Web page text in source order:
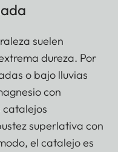
suelen
dureza. Por
o bajo lluvias
con
catalejos
superlativa con
el catalejo es